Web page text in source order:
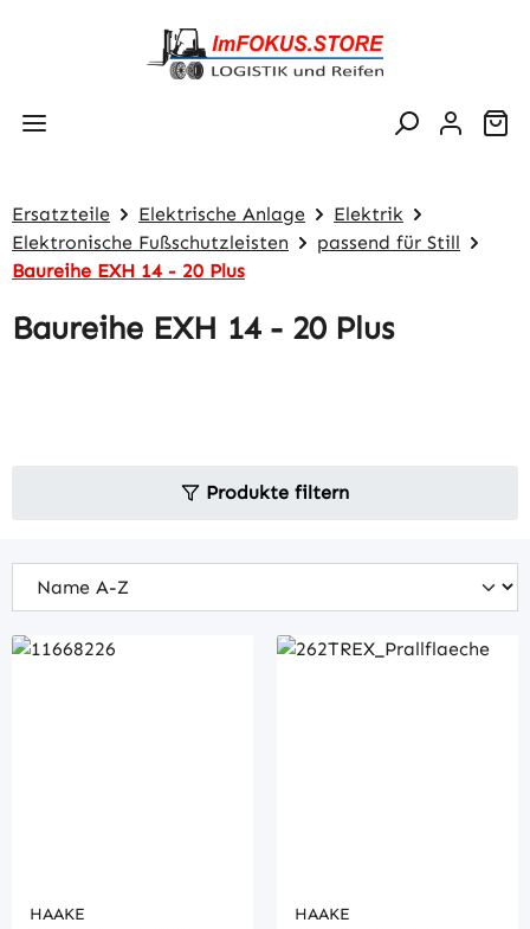
Zum Hauptinhalt springen
Ersatzteile Elektrische Anlage
Elektrik
Elektronische Fußschutzleisten
passend für Still
Baureihe EXH 14 - 20 Plus
Baureihe EXH 14 - 20 Plus
Produkte filtern
HAAKE HAAKE